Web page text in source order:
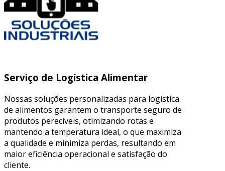
Serviço de Logística Alimentar
Nossas soluções personalizadas para logística
de alimentos garantem o transporte seguro de
produtos perecíveis, otimizando rotas e
mantendo a temperatura ideal, o que maximiza
a qualidade e minimiza perdas, resultando em
maior eficiência operacional e satisfação do
cliente.